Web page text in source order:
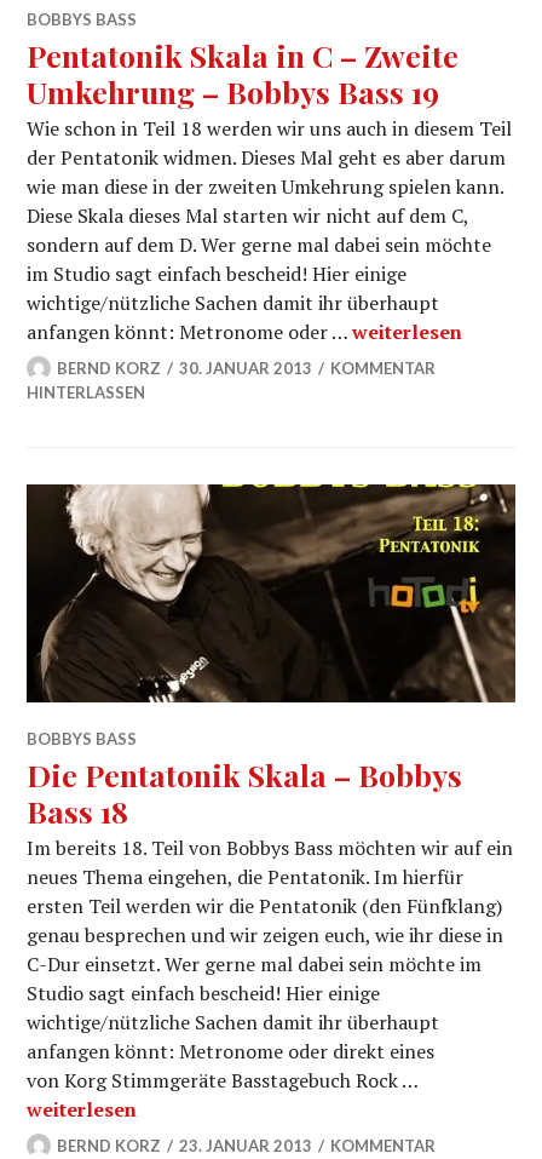
BOBBYS BASS
Pentatonik Skala in C – Zweite
Umkehrung – Bobbys Bass 19
Wie schon in Teil 18 werden wir uns auch in diesem Teil
der Pentatonik widmen. Dieses Mal geht es aber darum
wie man diese in der zweiten Umkehrung spielen kann.
Diese Skala dieses Mal starten wir nicht auf dem C,
sondern auf dem D. Wer gerne mal dabei sein möchte
im Studio sagt einfach bescheid! Hier einige
wichtige/nützliche Sachen damit ihr überhaupt
anfangen könnt: Metronome oder …Pentatonik Skala in
weiterlesen
BERND KORZ 30. JANUAR 2013
KOMMENTAR
HINTERLASSEN
BOBBYS BASS
Die Pentatonik Skala – Bobbys
Bass 18
Im bereits 18. Teil von Bobbys Bass möchten wir auf ein
neues Thema eingehen, die Pentatonik. Im hierfür
ersten Teil werden wir die Pentatonik (den Fünfklang)
genau besprechen und wir zeigen euch, wie ihr diese in
C-Dur einsetzt. Wer gerne mal dabei sein möchte im
Studio sagt einfach bescheid! Hier einige
wichtige/nützliche Sachen damit ihr überhaupt
anfangen könnt: Metronome oder direkt eines
von Korg Stimmgeräte Basstagebuch Rock …
Die Pentatonik Skala – Bobbys Bass 18
weiterlesen
BERND KORZ 23. JANUAR 2013
KOMMENTAR